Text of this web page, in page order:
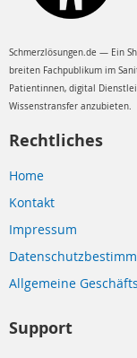
Schmerzlösungen.de — Ein
breiten Fachpublikum im
Patientinnen, digital
Wissenstransfer anzubieten.
Rechtliches
Home
Kontakt
Impressum
Allgemeine
Support